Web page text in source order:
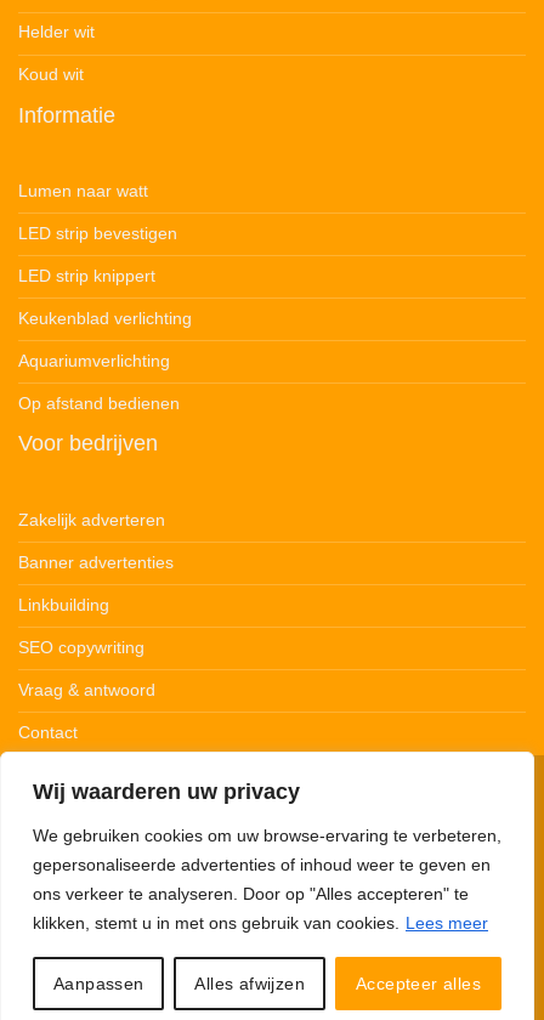
Wij waarderen uw privacy
We gebruiken cookies om uw browse-ervaring te verbeteren,
gepersonaliseerde advertenties of inhoud weer te geven en
ons verkeer te analyseren. Door op "Alles accepteren" te
klikken, stemt u in met ons gebruik van cookies.
Lees meer
Aanpassen Alles afwijzen Accepteer alles
Helder wit
Koud wit
Informatie
Lumen naar watt
LED strip bevestigen
LED strip knippert
Keukenblad verlichting
Aquariumverlichting
Op afstand bedienen
Voor bedrijven
Zakelijk adverteren
Banner advertenties
Linkbuilding
SEO copywriting
Vraag & antwoord
Contact
Privacybeleid Cookiebeleid Disclaimer
123Ledstrips.nl neemt deel aan advertentieprogramma’s om commissie te
hiervoor doorverwezen naar de desbetreffende webshop.